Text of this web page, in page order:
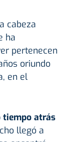
cabeza
ha
pertenecen
oriundo
en el
tiempo atrás
llegó a